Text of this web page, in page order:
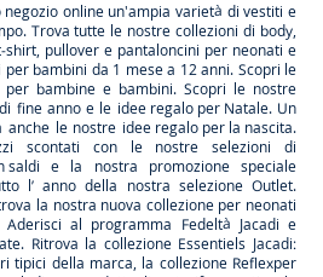
negozio online un'ampia varietà di vestiti e
Trova tutte le nostre collezioni di body,
shirt, pullover e pantaloncini per neonati e
per bambini da 1 mese a 12 anni. Scopri le
bambine e bambini. Scopri le nostre
fine anno e le idee regalo per Natale. Un
anche le nostre idee regalo per la nascita.
scontati con le nostre selezioni di
saldi e la nostra promozione speciale
l’ anno della nostra selezione Outlet.
la nostra nuova collezione per neonati
al programma Fedeltà Jacadi e
. Ritrova la collezione Essentiels Jacadi:
tipici della marca, la collezione Reflexper